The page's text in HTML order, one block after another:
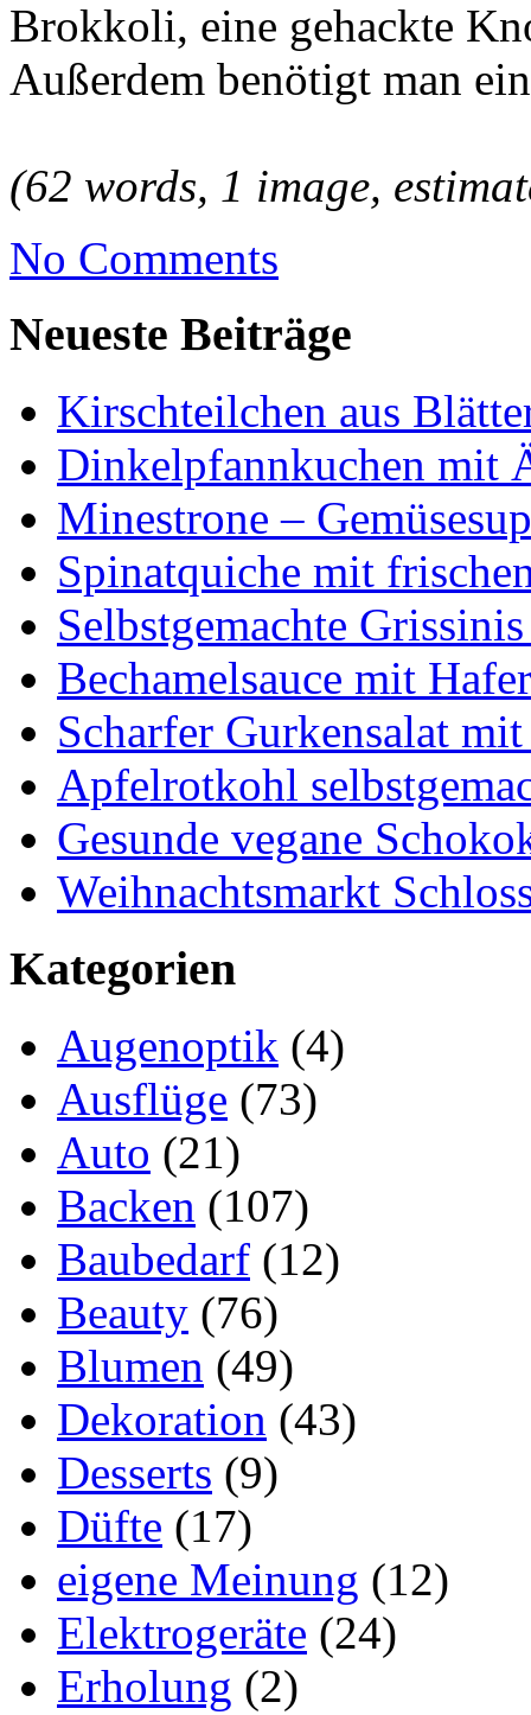
Brokkoli, eine gehackte
Außerdem benötigt man
(62 words, 1 image,
No Comments
Neueste Beiträge
Kirschteilchen aus
Dinkelpfannkuchen mit
Minestrone –
Spinatquiche mit
Selbstgemachte
Bechamelsauce mit
Scharfer Gurkensalat
Apfelrotkohl
Gesunde vegane
Weihnachtsmarkt
Kategorien
Augenoptik (4)
Ausflüge (73)
Auto (21)
Backen (107)
Baubedarf (12)
Beauty (76)
Blumen (49)
Dekoration (43)
Desserts (9)
Düfte (17)
eigene Meinung (12)
Elektrogeräte (24)
Erholung (2)